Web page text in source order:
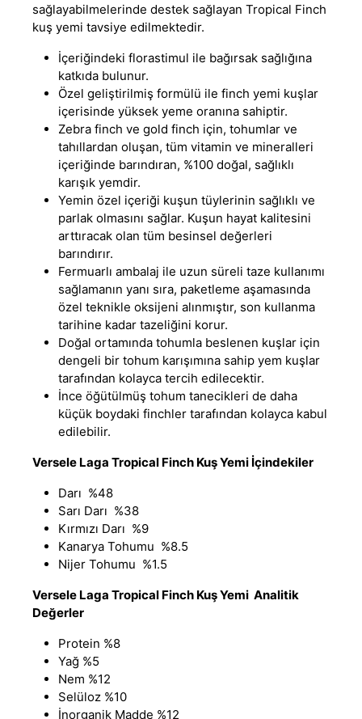
sağlayabilmelerinde destek sağlayan Tropical Finch
kuş yemi tavsiye edilmektedir.
İçeriğindeki florastimul ile bağırsak sağlığına
katkıda bulunur.
Özel geliştirilmiş formülü ile finch yemi kuşlar
içerisinde yüksek yeme oranına sahiptir.
Zebra finch ve gold finch için, tohumlar ve
tahıllardan oluşan, tüm vitamin ve mineralleri
içeriğinde barındıran, %100 doğal, sağlıklı
karışık yemdir.
Yemin özel içeriği kuşun tüylerinin sağlıklı ve
parlak olmasını sağlar. Kuşun hayat kalitesini
arttıracak olan tüm besinsel değerleri
barındırır.
Fermuarlı ambalaj ile uzun süreli taze kullanımı
sağlamanın yanı sıra, paketleme aşamasında
özel teknikle oksijeni alınmıştır, son kullanma
tarihine kadar tazeliğini korur.
Doğal ortamında tohumla beslenen kuşlar için
dengeli bir tohum karışımına sahip yem kuşlar
tarafından kolayca tercih edilecektir.
İnce öğütülmüş tohum tanecikleri de daha
küçük boydaki finchler tarafından kolayca kabul
edilebilir.
Versele Laga Tropical Finch Kuş Yemi İçindekiler
Darı %48
Sarı Darı %38
Kırmızı Darı %9
Kanarya Tohumu %8.5
Nijer Tohumu %1.5
Versele Laga Tropical Finch Kuş Yemi Analitik
Değerler
Protein %8
Yağ %5
Nem %12
Selüloz %10
İnorganik Madde %12